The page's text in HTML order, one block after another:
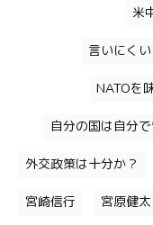
米
言いにく
NATOを
自分の国は自分
外交政策は十分か？
宮崎信行 宮原健太